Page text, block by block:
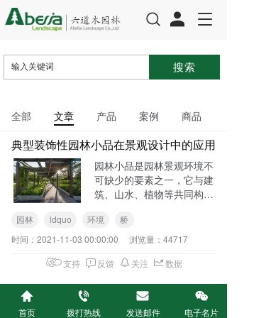
T
l
i
g
a
全部 文章 产品 案例 商品
典型装饰性园林小品在景观设计中的应用
园林小品是园林景观环境不
可缺少的要素之一，它与建
筑、山水、植物等共同构筑
环境的性格和品质。现代园
林小品包括的内容十分广
园林小品探讨一下：1、廊
园林 ldquo 环境
桥
时间： 2021-11-03 00:00:00 浏览量： 44717
拨打热线
首页 发送邮件 电子名片
支持 反馈 关注 数据